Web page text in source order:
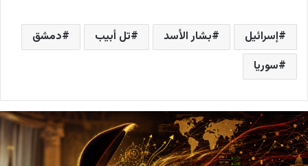
إسرائيل بشار الأسد تل أبيب
دمشق
سوريا